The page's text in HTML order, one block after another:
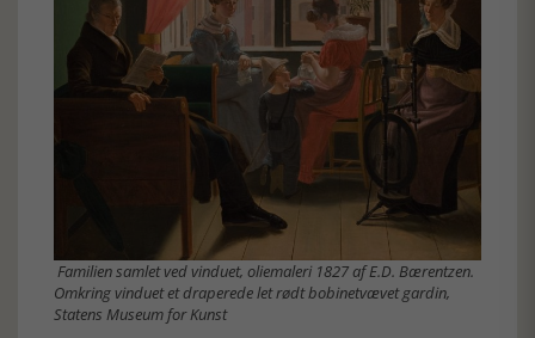
Familien samlet ved vinduet, oliemaleri 1827 af E.D. Bærentzen.
Omkring vinduet et draperede let rødt bobinetvævet gardin,
Statens Museum for Kunst